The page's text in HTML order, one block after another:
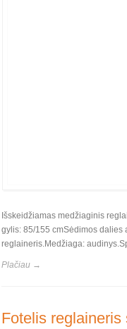
Išskeidžiamas medžiaginis
gylis: 85/155 cmSėdimos dalies
reglaineris.Medžiaga:
Plačiau →
Fotelis